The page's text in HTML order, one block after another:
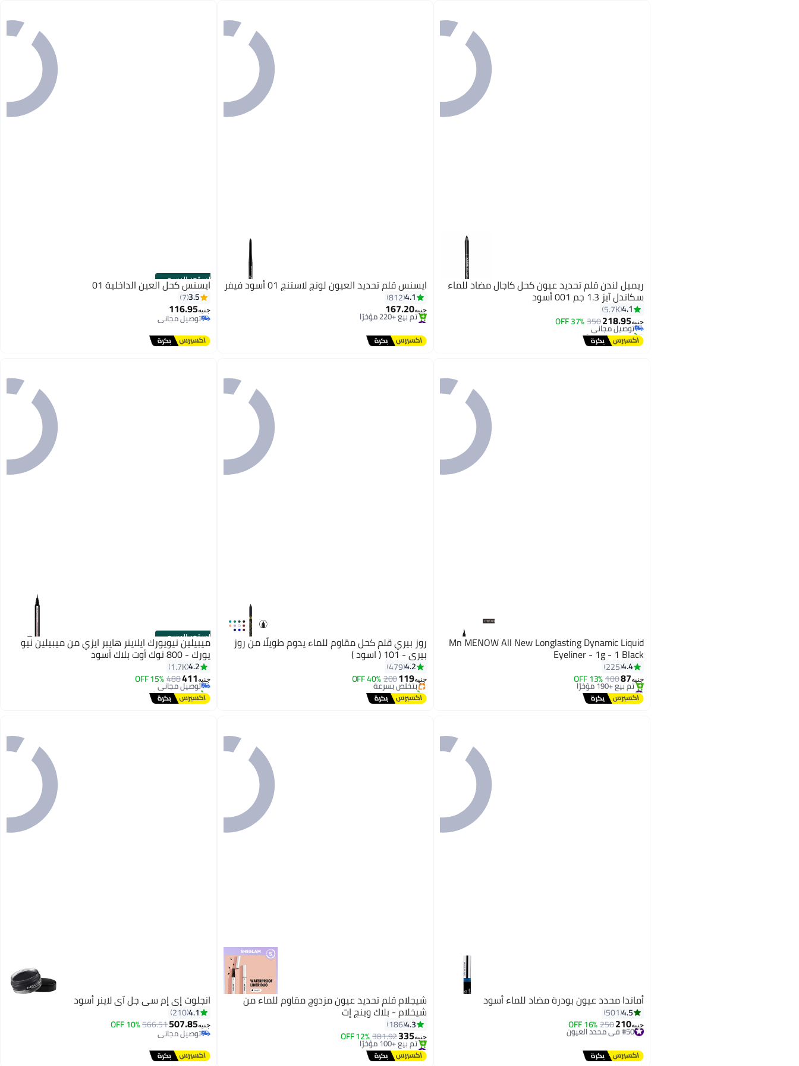
10
ريميل لندن قلم تحديد عيون كحل كاجال مضاد للماء
سكاندل آيز 1.3 جم 001 أسود
4.1
5.7K
جنيه218.95
350
37% OFF
#5 في محدد العيون
أقل سعر في 30 يوم
توصيل مجاني
تم بيع +490 مؤخرًا
#5 في محدد العيون
4
ايسنس قلم تحديد العيون لونج لاستنج 01 أسود فيفر
4.1
812
جنيه167.20
#9 في محدد العيون
تم بيع +220 مؤخرًا
#9 في محدد العيون
الستور الرسمي
ايسنس كحل العين الداخلية 01
3.5
7
جنيه116.95
توصيل مجاني
توصيل مجاني
Mn MENOW All New Longlasting Dynamic Liquid
Eyeliner - 1g - 1 Black
4.4
225
جنيه87
100
13% OFF
#14 في محدد العيون
توصيل مجاني
تم بيع +190 مؤخرًا
7
روز بيري قلم كحل مقاوم للماء يدوم طويلًا من روز
بيري - 101 ( اسود )
4.2
479
جنيه119
200
40% OFF
#10 في محدد العيون
توصيل مجاني
بتخلّص بسرعة
تم بيع +270 مؤخرًا
#10 في محدد العيون
الستور الرسمي
ميبيلين نيويورك ايلاينر هايبر ايزي من ميبيلين نيو
يورك - 800 نوك أوت بلاك أسود
4.2
1.7K
جنيه411
488
15% OFF
#7 في محدد العيون
أقل سعر في 30 يوم
توصيل مجاني
تم بيع +120 مؤخرًا
#7 في محدد العيون
أماندا محدد عيون بودرة مضاد للماء أسود
4.5
501
جنيه210
250
16% OFF #50 في محدد العيون
توصيل مجاني
شيجلام قلم تحديد عيون مزدوج مقاوم للماء من
شيخلام - بلاك وينج إت
4.3
186
جنيه335
381.92
12% OFF
#13 في محدد العيون
توصيل مجاني
انجلوت إي إم سي جل آي لاينر أسود
4.1
210
جنيه507.85
566.51
10% OFF
توصيل مجاني
توصيل مجاني